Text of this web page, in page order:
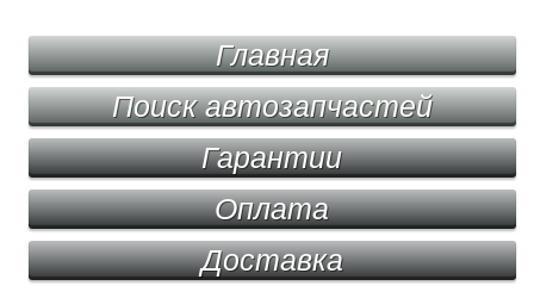
Главная
Поиск автозапчастей
Гарантии
Оплата
Доставка